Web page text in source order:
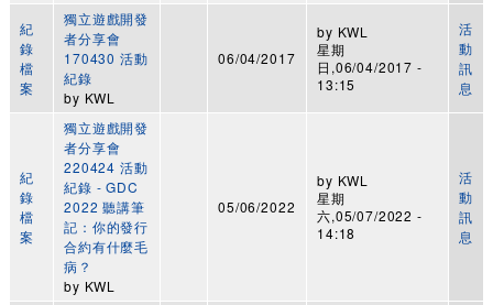
紀
錄
檔
案
獨立遊戲開發
者分享會
170430 活動
紀錄
by KWL
06/04/2017
by KWL
星期
日,06/04/2017 -
13:15
活
動
訊
息
紀
錄
檔
案
獨立遊戲開發
者分享會
220424 活動
紀錄 - GDC
2022 聽講筆
記：你的發行
合約有什麼毛
病？
by KWL
05/06/2022
by KWL
星期
六,05/07/2022 -
14:18
活
動
訊
息